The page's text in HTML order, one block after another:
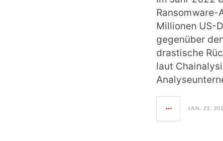
Ransomware-
Millionen US-
gegenüber
drastische
laut
JAN. 22,